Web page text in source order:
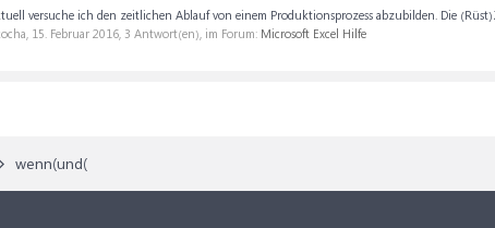
versuche ich den zeitlichen Ablauf von einem Produktionsprozess abzubilden. Die
15. Februar 2016, 3 Antwort(en), im Forum: Microsoft Excel Hilfe
wenn(und(